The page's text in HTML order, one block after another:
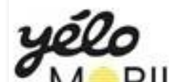
[…]